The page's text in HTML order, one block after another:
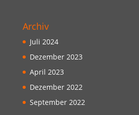
Archiv
Juli 2024
Dezember 2023
April 2023
Dezember 2022
September 2022